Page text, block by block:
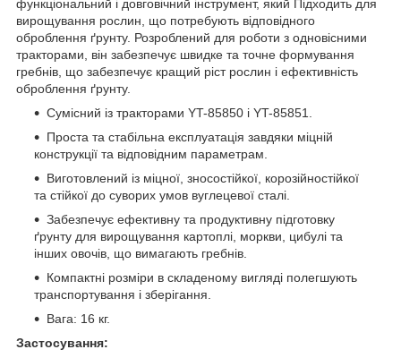
функціональний і довговічний інструмент, який Підходить для
вирощування рослин, що потребують відповідного
оброблення ґрунту. Розроблений для роботи з одновісними
тракторами, він забезпечує швидке та точне формування
гребнів, що забезпечує кращий ріст рослин і ефективність
оброблення ґрунту.
Сумісний із тракторами YT-85850 і YT-85851.
Проста та стабільна експлуатація завдяки міцній
конструкції та відповідним параметрам.
Виготовлений із міцної, зносостійкої, корозійностійкої
та стійкої до суворих умов вуглецевої сталі.
Забезпечує ефективну та продуктивну підготовку
ґрунту для вирощування картоплі, моркви, цибулі та
інших овочів, що вимагають гребнів.
Компактні розміри в складеному вигляді полегшують
транспортування і зберігання.
Вага: 16 кг.
Застосування: